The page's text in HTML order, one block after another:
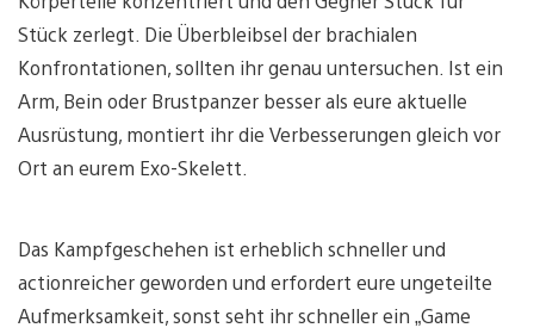
Stück zerlegt. Die Überbleibsel der brachialen
Konfrontationen, sollten ihr genau untersuchen. Ist ein
Arm, Bein oder Brustpanzer besser als eure aktuelle
Ausrüstung, montiert ihr die Verbesserungen gleich vor
Ort an eurem Exo-Skelett.
Das Kampfgeschehen ist erheblich schneller und
actionreicher geworden und erfordert eure ungeteilte
Aufmerksamkeit, sonst seht ihr schneller ein „Game